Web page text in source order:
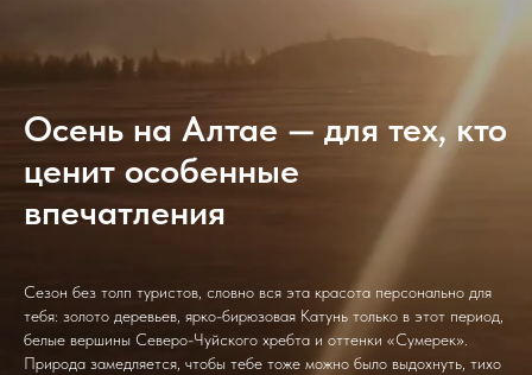
Осень на Алтае — для тех, кто
ценит особенные
впечатления
Сезон без толп туристов, словно вся эта красота персонально для
тебя: золото деревьев, ярко-бирюзовая Катунь только в этот период,
белые вершины Северо-Чуйского хребта и оттенки «Сумерек».
Природа замедляется, чтобы тебе тоже можно было выдохнуть, тихо